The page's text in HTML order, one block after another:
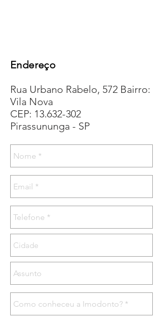
Endereço
Rua Urbano Rabelo, 572 Bairro:
Vila Nova
CEP: 13.632-302
Pirassununga - SP